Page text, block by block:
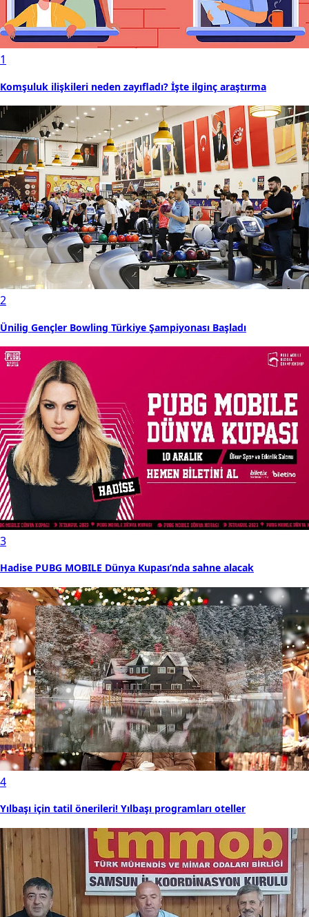
1
Komşuluk ilişkileri neden zayıfladı? İşte ilginç araştırma
2
Ünilig Gençler Bowling Türkiye Şampiyonası Başladı
3
Hadise PUBG MOBILE Dünya Kupası’nda sahne alacak
4
Yılbaşı için tatil önerileri! Yılbaşı programları oteller